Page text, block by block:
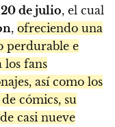
20 de julio, el cual
, ofreciendo una
perdurable e
los fans
así como los
cómics, su
casi nueve